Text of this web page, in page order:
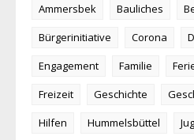
Ammersbek
Bauliches
Bürgerinitiative
Corona
Engagement
Familie
Freizeit
Geschichte
Hilfen
Hummelsbüttel